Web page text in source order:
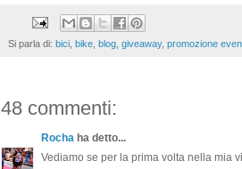
Si parla di: bici bike blog giveaway, promozione
48 commenti:
Rocha ha detto...
Vediamo se per la prima volta nella mia